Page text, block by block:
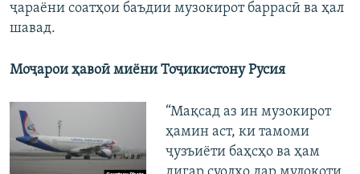
ҷараёни соатҳои баъдии музокирот баррасӣ ва ҳал
шавад.
Моҷарои ҳавоӣ миёни Тоҷикистону Русия
“Мақсад аз ин музокирот
ҳамин аст, ки тамоми
ҷузъиёти баҳсҳо ва ҳам